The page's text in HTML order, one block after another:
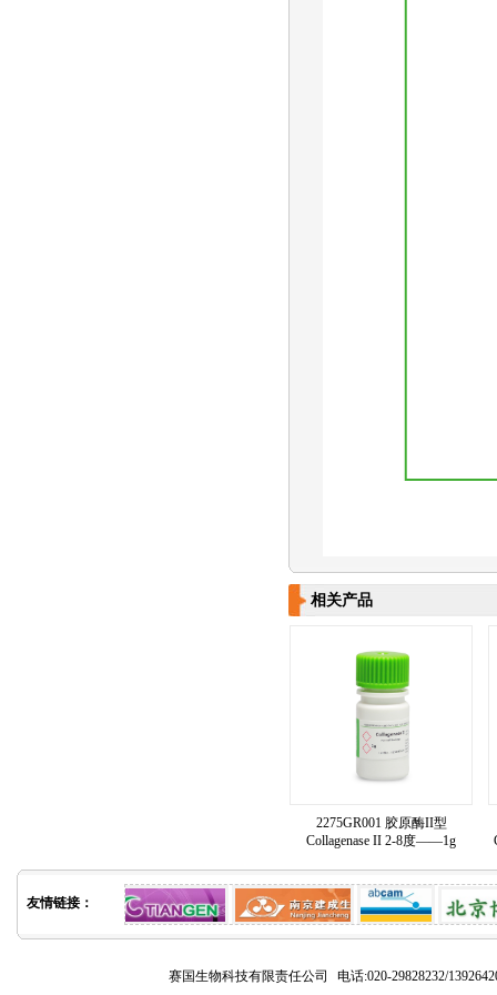
相关产品
2275GR001 胶原酶II型
Collagenase II 2-8度——1g
友情链接：
赛国生物科技有限责任公司 电话:020-29828232/